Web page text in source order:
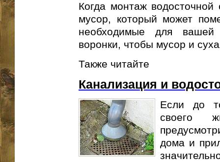
Когда монтаж водосточной
мусор, который может
необходимые для вашей
воронки, чтобы мусор и
Также читайте
Канализация и
Если до
своего
дома и